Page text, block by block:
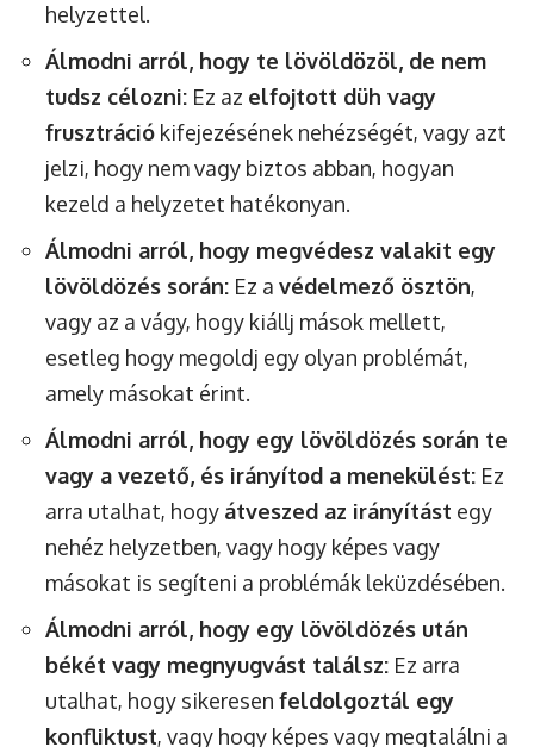
helyzettel.
Álmodni arról, hogy te lövöldözöl, de nem
tudsz célozni: Ez az elfojtott düh vagy
frusztráció kifejezésének nehézségét, vagy azt
jelzi, hogy nem vagy biztos abban, hogyan
kezeld a helyzetet hatékonyan.
Álmodni arról, hogy megvédesz valakit egy
lövöldözés során: Ez a védelmező ösztön,
vagy az a vágy, hogy kiállj mások mellett,
esetleg hogy megoldj egy olyan problémát,
amely másokat érint.
Álmodni arról, hogy egy lövöldözés során te
vagy a vezető, és irányítod a menekülést: Ez
arra utalhat, hogy átveszed az irányítást egy
nehéz helyzetben, vagy hogy képes vagy
másokat is segíteni a problémák leküzdésében.
Álmodni arról, hogy egy lövöldözés után
békét vagy megnyugvást találsz: Ez arra
utalhat, hogy sikeresen feldolgoztál egy
konfliktust, vagy hogy képes vagy megtalálni a